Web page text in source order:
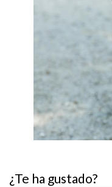
¿Te ha gustado?